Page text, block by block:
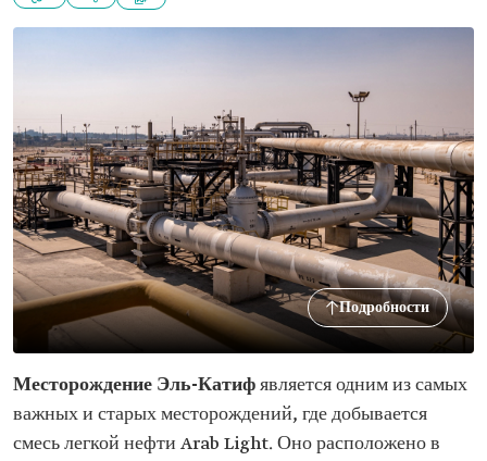
Подробности
Месторождение Эль-Катифявляется одним из самых
важных и старых месторождений, где добывается
смесь легкой нефти Arab Light. Оно расположено в